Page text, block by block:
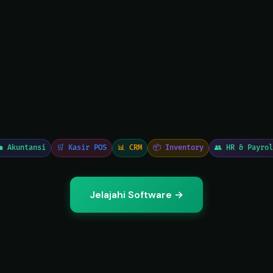
Akuntansi 🛒 Kasir POS 📊 CRM 📦 Inventory 👥 HR &
Jelajahi Software →